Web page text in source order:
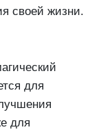
своей жизни.
для
для